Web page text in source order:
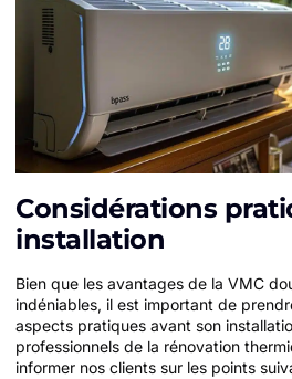
Considérations
installation
Bien que les avantages de la VMC
indéniables, il est important de
aspects pratiques avant son
professionnels de la rénovation
informer nos clients sur les points